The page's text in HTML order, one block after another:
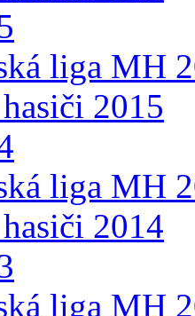
liga MH
2015
liga MH
2014
liga MH